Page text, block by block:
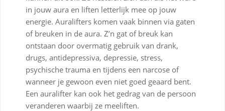
in jouw aura en liften letterlijk mee op jouw
energie. Auralifters komen vaak binnen via gaten
of breuken in de aura. Z’n gat of breuk kan
ontstaan door overmatig gebruik van drank,
drugs, antidepressiva, depressie, stress,
psychische trauma en tijdens een narcose of
wanneer je gewoon even niet goed geaard bent.
Een auralifter kan ook het gedrag van de persoon
veranderen waarbij ze meeliften.